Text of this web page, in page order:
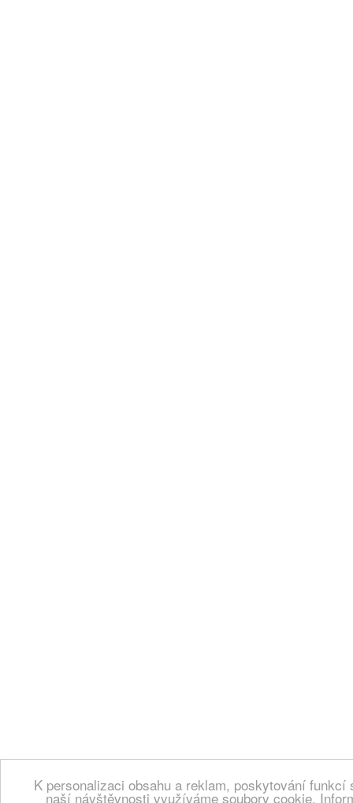
K personalizaci obsahu a reklam, poskytování
naší návštěvnosti využíváme soubory cookie.